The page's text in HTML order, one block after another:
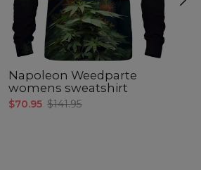
Napoleon Weedparte
womens sweatshirt
$70.95 $141.95